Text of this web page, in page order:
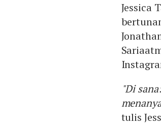
Jessica
"Di
tulis